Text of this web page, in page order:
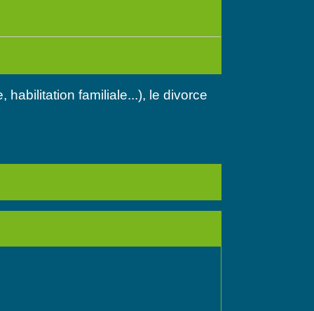
habilitation familiale...), le divorce